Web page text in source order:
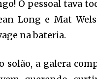
O pessoal tava
Long e Mat
na bateria.
solão, a galera